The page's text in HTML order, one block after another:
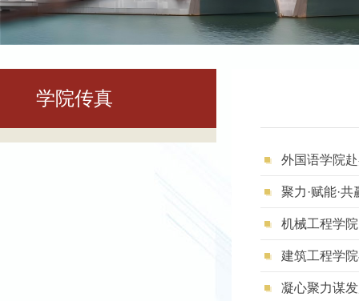
学院传真
外国语学院
聚力·赋能·
机械工程学
建筑工程学
凝心聚力谋